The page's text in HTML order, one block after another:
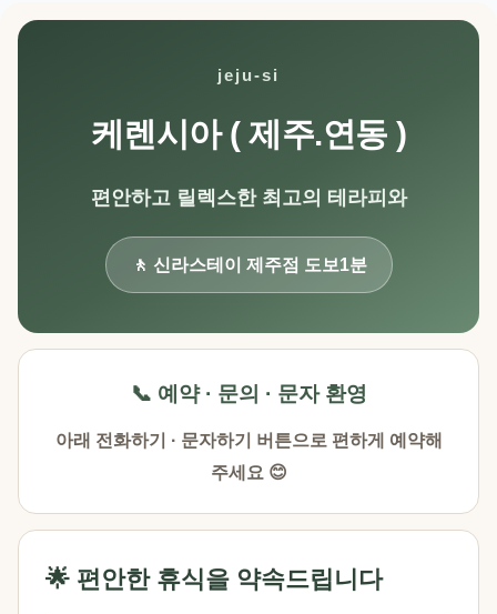
jeju-si
케렌시아 ( 제주.연동 )
편안하고 릴렉스한 최고의 테라피와
🚶 신라스테이 제주점 도보1분
📞 예약 · 문의 · 문자 환영
아래 전화하기 · 문자하기 버튼으로 편하게 예약해
주세요 😊
🌟 편안한 휴식을 약속드립니다